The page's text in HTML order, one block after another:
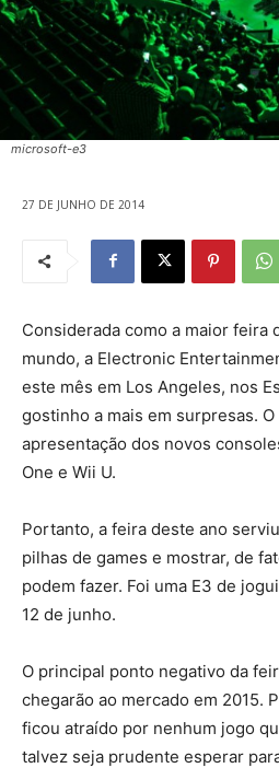
microsoft-e3
27 DE JUNHO DE 2014
Considerada como a maior feira
mundo, a Electronic
este mês em Los Angeles, nos
gostinho a mais em surpresas.
apresentação dos novos
One e Wii U.
Portanto, a feira deste ano
pilhas de games e mostrar, de
podem fazer. Foi uma E3 de
12 de junho.
O principal ponto negativo da
chegarão ao mercado em 2015.
ficou atraído por nenhum jogo
talvez seja prudente esperar